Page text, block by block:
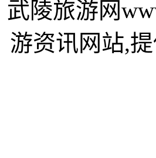
武陵旅游网
游资讯网站,